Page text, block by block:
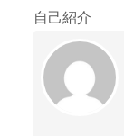
自己紹介